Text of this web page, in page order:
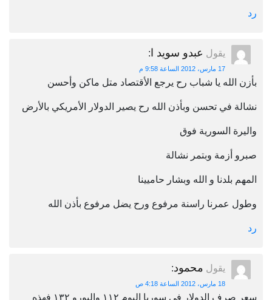
رد
يقول عبدو سويد ا :
17 مارس، 2012 الساعة 9:58 م
بأزن الله يا شباب رح يرجع الأقتصاد متل ماكن وأحسن
نشالة في تحسن وبأذن الله رح يصير الدولار الأمريكي بالأرض
واليرة السورية فوق
صبرو أزمة وبتمر نشالة
المهم بلدنا و الله وبشار حاميينا
وطول عمرنا راسنة مرفوع ورح يضل مرفوع بأذن الله
رد
يقول محمود:
18 مارس، 2012 الساعة 4:18 ص
سعر صرف الدولار في سوريا اليوم ١١٢ واليورو ١٣٢ فهذه